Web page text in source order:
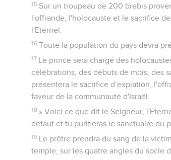
15 Sur un troupeau de 200 brebis
l'offrande, l'holocauste et le sacrifice
l'Eternel.
16 Toute la population du pays devra
17 Le prince sera chargé des
célébrations, des débuts de mois, des
présentera le sacrifice d’expiation,
faveur de la communauté d'Israël.
18 » Voici ce que dit le Seigneur,
défaut et tu purifieras le sanctuaire du
19 Le prêtre prendra du sang de la
temple, sur les quatre angles du socle